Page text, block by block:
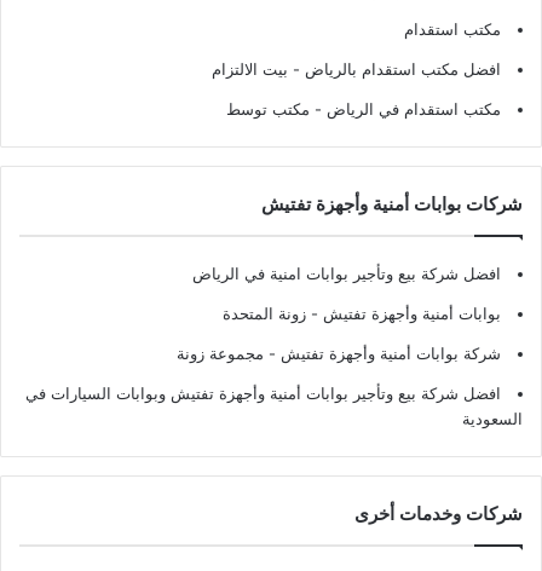
مكتب استقدام
افضل مكتب استقدام بالرياض - بيت الالتزام
مكتب استقدام في الرياض - مكتب توسط
شركات بوابات أمنية وأجهزة تفتيش
افضل شركة بيع وتأجير بوابات امنية في الرياض
بوابات أمنية وأجهزة تفتيش - زونة المتحدة
شركة بوابات أمنية وأجهزة تفتيش - مجموعة زونة
افضل شركة بيع وتأجير بوابات أمنية وأجهزة تفتيش وبوابات السيارات في
السعودية
شركات وخدمات أخرى